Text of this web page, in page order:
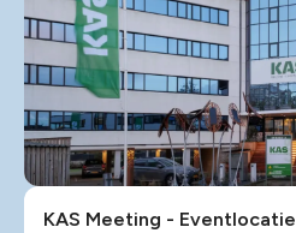
KAS Meeting - Eventlocatie